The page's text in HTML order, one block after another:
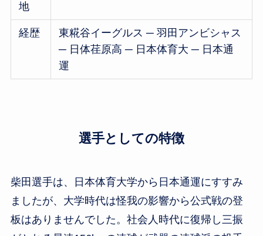
地
経歴
東糀谷イーグルス ─ 羽田アンビシャス
─ 日体荏原高 ─ 日本体育大 ─ 日本通
運
選手としての特徴
柴田選手は、日本体育大学から日本通運にすすみ
ましたが、大学時代は怪我の影響から公式戦の登
板はありませんでした。社会人時代に復帰し三振